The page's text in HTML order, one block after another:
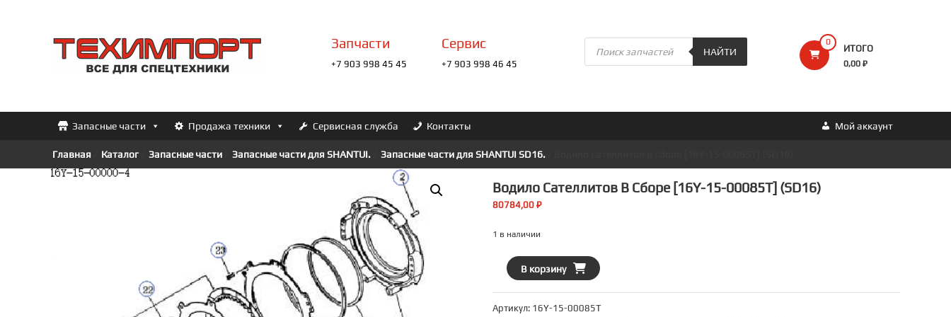
содержимомуТЕХИМПОРТ
Всё
0
ИТОГО
0,00 ₽
Запчасти
+7 903 998 45 45
Сервис
+7 903 998 46 45
Поиск
товаров
НАЙТИ
Запасные части Мой аккаунт
Продажа техники Сервисная служба Контакты
Главная Каталог/ Запасные части Запасные части для SHANTUI. Запасные части для SHANTUI SD16.
Водило Сателлитов В Сборе [16Y-15-00085T] (SD16)
80784,00 ₽
1 в наличии
Количество
товара
Водило
сателлитов
В корзину
Артикул: 16Y-15-00085T